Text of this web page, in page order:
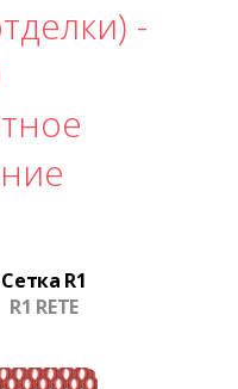
-
Сетка R1
R1 RETE